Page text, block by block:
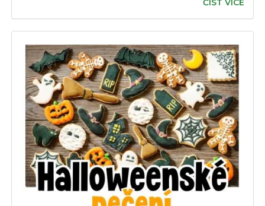
ČÍST VÍCE